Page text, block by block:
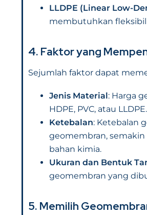
LLDPE (Linear Low-
membutuhkan
4. Faktor yang
Sejumlah faktor dapat
Jenis Material: Harga
HDPE, PVC, atau LLDPE.
Ketebalan: Ketebalan
geomembran,
bahan kimia.
Ukuran dan Bentuk
geomembran yang
5. Memilih